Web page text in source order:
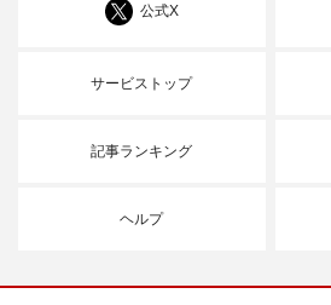
公式X
サービストップ
記事ランキング
ヘルプ